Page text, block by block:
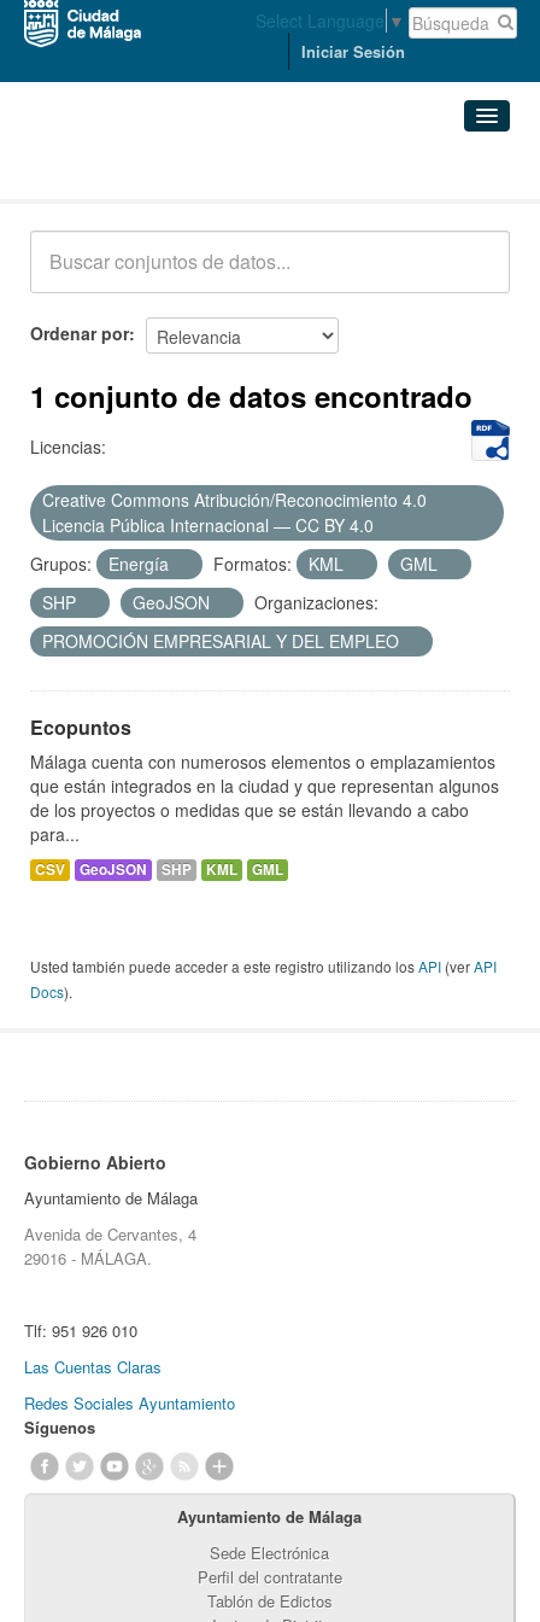
Select Language ▼
Iniciar Sesión
Acerca de
Ordenar por
1 conjunto de datos encontrado
Licencias:
Creative Commons Atribución/Reconocimiento 4.0
Licencia Pública Internacional — CC BY 4.0
Grupos:
Energía Formatos: KML
GML
SHP
GeoJSON
Organizaciones:
PROMOCIÓN EMPRESARIAL Y DEL EMPLEO
Ecopuntos
Málaga cuenta con numerosos elementos o emplazamientos
que están integrados en la ciudad y que representan algunos
de los proyectos o medidas que se están llevando a cabo
para...
CSV GeoJSON SHP KML GML
Usted también puede acceder a este registro utilizando losAPI (verAPI
Docs).
Gobierno Abierto
Ayuntamiento de Málaga
Avenida de Cervantes, 4
29016 - MÁLAGA.
Tlf: 951 926 010
Las Cuentas Claras
Redes Sociales Ayuntamiento
Síguenos
Ayuntamiento de Málaga
Sede Electrónica
Perfil del contratante
Tablón de Edictos